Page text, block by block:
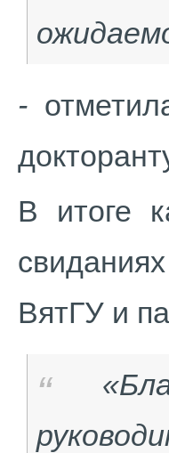
-
В итоге
ВятГУ и